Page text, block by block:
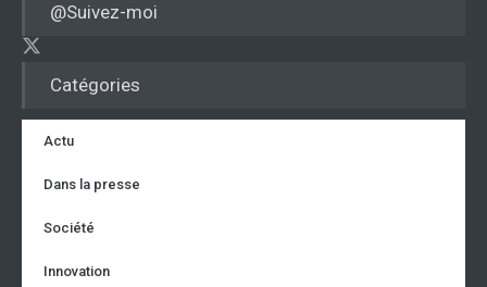
Catégories
Actu
Dans la presse
Société
Innovation
@Suivez-moi